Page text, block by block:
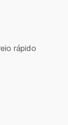
rápido